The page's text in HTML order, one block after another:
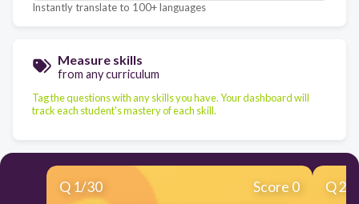
Instantly translate to 100+ languages
Measure skills
from any curriculum
Tag the questions with any skills you have. Your dashboard will
track each student's mastery of each skill.
Q 1/30 Score 0 Q2